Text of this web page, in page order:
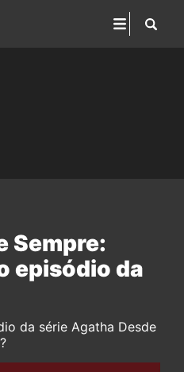
Sempre:
episódio da
da série Agatha Desde